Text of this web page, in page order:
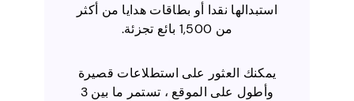
استبدالها نقدا أو بطاقات هدايا من أكثر
من 1,500 بائع تجزئة.
يمكنك العثور على استطلاعات قصيرة
وأطول على الموقع ، تستمر ما بين 3